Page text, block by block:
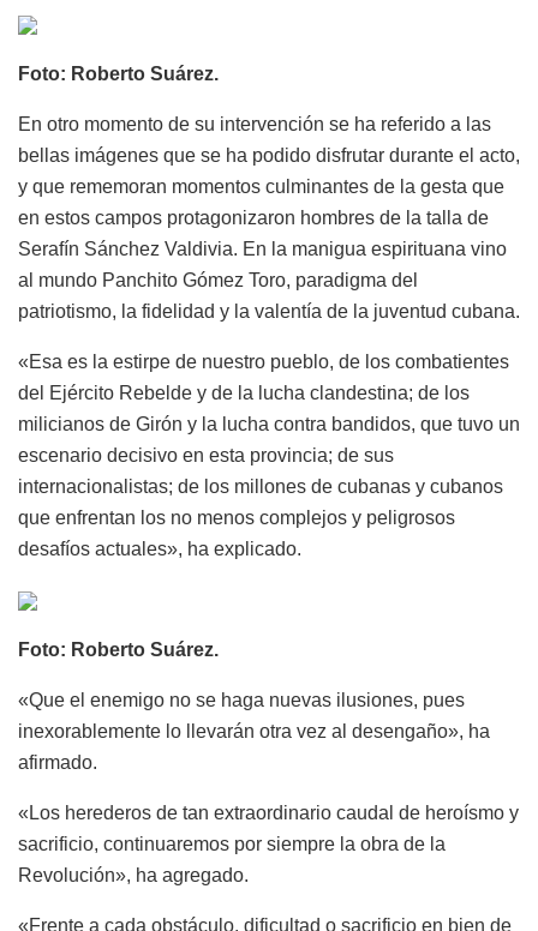
Foto: Roberto Suárez.
En otro momento de su intervención se ha referido a las
bellas imágenes que se ha podido disfrutar durante el acto,
y que rememoran momentos culminantes de la gesta que
en estos campos protagonizaron hombres de la talla de
Serafín Sánchez Valdivia. En la manigua espirituana vino
al mundo Panchito Gómez Toro, paradigma del
patriotismo, la fidelidad y la valentía de la juventud cubana.
«Esa es la estirpe de nuestro pueblo, de los combatientes
del Ejército Rebelde y de la lucha clandestina; de los
milicianos de Girón y la lucha contra bandidos, que tuvo un
escenario decisivo en esta provincia; de sus
internacionalistas; de los millones de cubanas y cubanos
que enfrentan los no menos complejos y peligrosos
desafíos actuales», ha explicado.
Foto: Roberto Suárez.
«Que el enemigo no se haga nuevas ilusiones, pues
inexorablemente lo llevarán otra vez al desengaño», ha
afirmado.
«Los herederos de tan extraordinario caudal de heroísmo y
sacrificio, continuaremos por siempre la obra de la
Revolución», ha agregado.
«Frente a cada obstáculo, dificultad o sacrificio en bien de